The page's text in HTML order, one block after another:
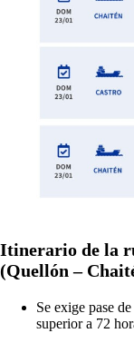
Itinerario de la
(Quellón –
Se exige pase
superior a 72